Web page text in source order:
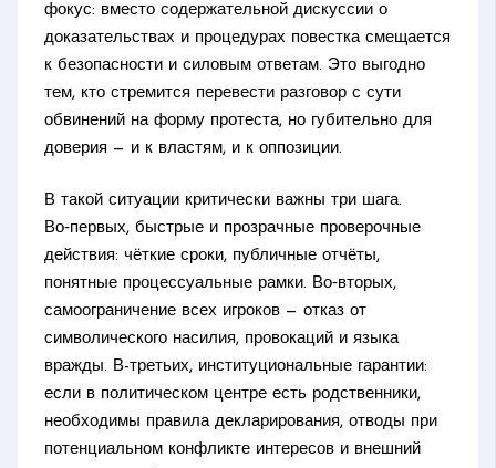
фокус: вместо содержательной дискуссии о
доказательствах и процедурах повестка смещается
к безопасности и силовым ответам. Это выгодно
тем, кто стремится перевести разговор с сути
обвинений на форму протеста, но губительно для
доверия — и к властям, и к оппозиции.
В такой ситуации критически важны три шага.
Во‑первых, быстрые и прозрачные проверочные
действия: чёткие сроки, публичные отчёты,
понятные процессуальные рамки. Во‑вторых,
самоограничение всех игроков — отказ от
символического насилия, провокаций и языка
вражды. В-третьих, институциональные гарантии:
если в политическом центре есть родственники,
необходимы правила декларирования, отводы при
потенциальном конфликте интересов и внешний